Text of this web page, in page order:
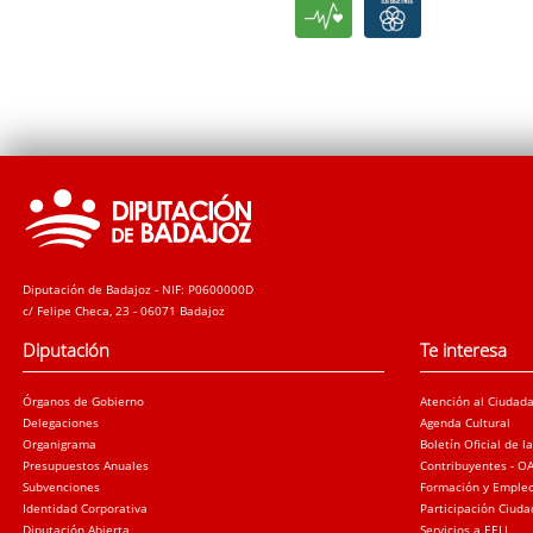
Diputación de Badajoz - NIF: P0600000D
c/ Felipe Checa, 23 - 06071 Badajoz
Diputación
Órganos de Gobierno
Delegaciones
Organigrama
Presupuestos Anuales
Subvenciones
Identidad Corporativa
Te interesa
Atención al
Agenda Cultural
Boletín Oficial de
Contribuyentes -
Formación y
Participación